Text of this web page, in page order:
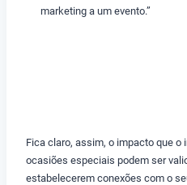
marketing a um evento.”
Fica claro, assim, o impacto que o
ocasiões especiais podem ser
estabelecerem conexões com o